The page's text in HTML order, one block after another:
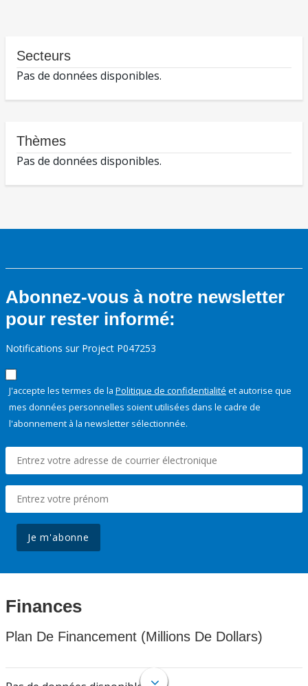
Secteurs
Pas de données disponibles.
Thèmes
Pas de données disponibles.
Abonnez-vous à notre newsletter
pour rester informé:
Notifications sur Project P047253
J'accepte les termes de la Politique de confidentialité et autorise que
mes données personnelles soient utilisées dans le cadre de
l'abonnement à la newsletter sélectionnée.
Je m'abonne
Finances
Plan De Financement (Millions De Dollars)